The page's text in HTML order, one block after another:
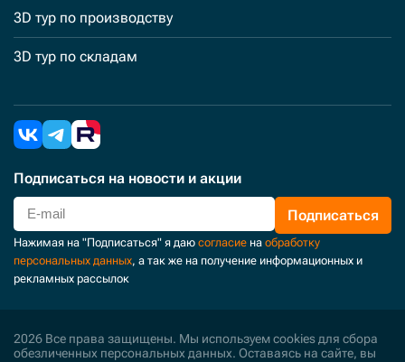
3D тур по производству
3D тур по складам
Подписаться на новости и акции
Подписаться
Нажимая на "Подписаться" я даю согласие на обработку
персональных данных, а так же на получение информационных и
рекламных рассылок
2026 Все права защищены. Мы используем cookies для сбора
обезличенных персональных данных. Оставаясь на сайте, вы